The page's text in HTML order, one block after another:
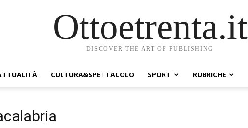
Ottoetrenta.it
DISCOVER THE ART OF PUBLISHING
CULTURA&SPETTACOLO SPORT RUBRICHE